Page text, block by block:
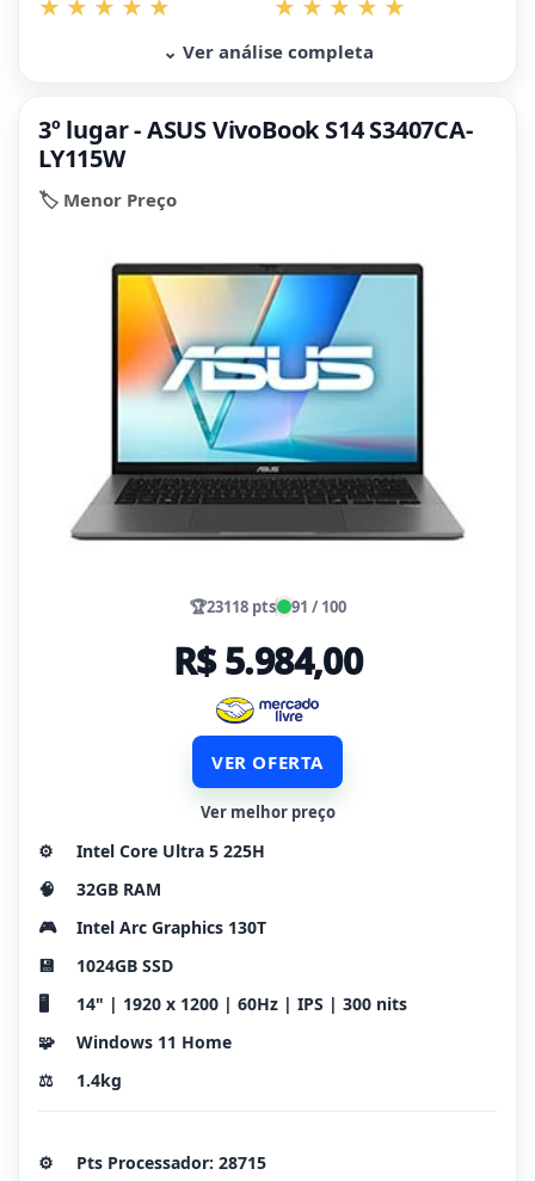
⌄ Ver análise completa
3º lugar - ASUS VivoBook S14 S3407CA-
LY115W
🏷️ Menor Preço
🏆23118 pts 91 / 100
R$ 5.984,00
VER OFERTA
Ver melhor preço
⚙️
Intel Core Ultra 5 225H
🧠
32GB RAM
🎮
Intel Arc Graphics 130T
💾
1024GB SSD
🖥️
14" | 1920 x 1200 | 60Hz | IPS | 300 nits
🧩
Windows 11 Home
⚖️
1.4kg
⚙️
Pts Processador: 28715